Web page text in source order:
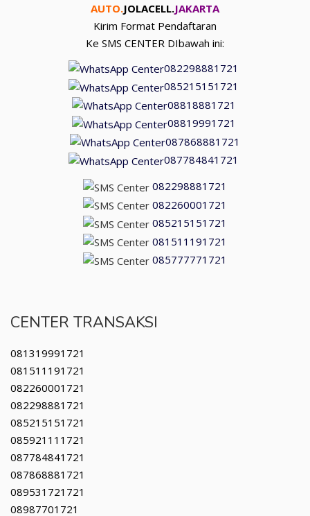
AUTO.JOLACELL.JAKARTA
Kirim Format Pendaftaran
Ke SMS CENTER DIbawah ini:
082298881721
085215151721
08818881721
08819991721
087868881721
087784841721
082298881721
082260001721
085215151721
081511191721
085777771721
CENTER TRANSAKSI
081319991721
081511191721
082260001721
082298881721
085215151721
085921111721
087784841721
087868881721
089531721721
08987701721